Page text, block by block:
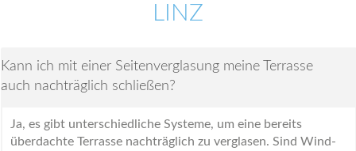
LINZ
Kann ich mit einer Seitenverglasung meine Terrasse
auch nachträglich schließen?
Ja, es gibt unterschiedliche Systeme, um eine bereits
überdachte Terrasse nachträglich zu verglasen. Sind Wind-